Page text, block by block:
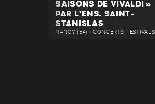
SAISONS DE VIVALDI »
PAR L’ENS. SAINT-
STANISLAS
NANCY (54) • CONCERTS, FESTIVALS